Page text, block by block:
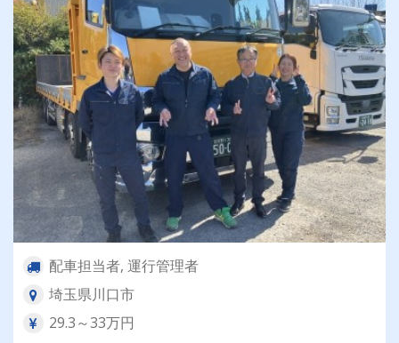
配車担当者, 運行管理者
埼玉県川口市
29.3～33万円